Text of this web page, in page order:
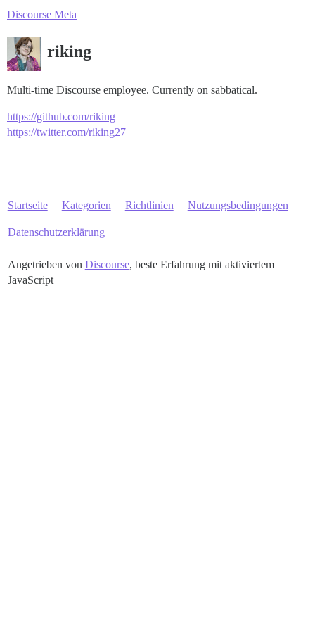
Discourse Meta
riking
Multi-time Discourse employee. Currently on sabbatical.
https://github.com/riking
https://twitter.com/riking27
Startseite Kategorien Richtlinien Nutzungsbedingungen
Datenschutzerklärung
Angetrieben von Discourse, beste Erfahrung mit aktiviertem
JavaScript